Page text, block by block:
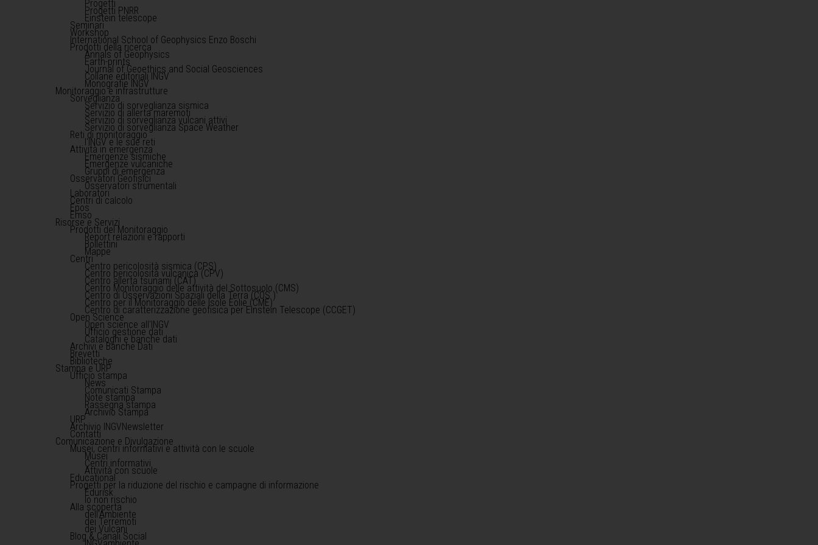
Progetti
Progetti PNRR
Einstein telescope
Seminari
Workshop
International School of Geophysics Enzo Boschi
Prodotti della ricerca
Annals of Geophysics
Earth-prints
Journal of Geoethics and Social Geosciences
Collane editoriali INGV
Monografie INGV
Monitoraggio e infrastrutture
Sorveglianza
Servizio di sorveglianza sismica
Servizio di allerta maremoti
Servizio di sorveglianza vulcani attivi
Servizio di sorveglianza Space Weather
Reti di monitoraggio
l'INGV e le sue reti
Attività in emergenza
Emergenze sismiche
Emergenze vulcaniche
Gruppi di emergenza
Osservatori Geofisici
Osservatori strumentali
Laboratori
Centri di calcolo
Epos
Emso
Risorse e Servizi
Prodotti del Monitoraggio
Report relazioni e rapporti
Bollettini
Mappe
Centri
Centro pericolosità sismica (CPS)
Centro pericolosità vulcanica (CPV)
Centro allerta tsunami (CAT)
Centro Monitoraggio delle attività del Sottosuolo (CMS)
Centro di Osservazioni Spaziali della Terra (COS )
Centro per il Monitoraggio delle Isole Eolie (CME)
Centro di caratterizzazione geofisica per Einstein Telescope (CCGET)
Open Science
Open science all'INGV
Ufficio gestione dati
Cataloghi e banche dati
Archivi e Banche Dati
Brevetti
Biblioteche
Stampa e URP
Ufficio stampa
News
Comunicati Stampa
Note stampa
Rassegna stampa
Archivio Stampa
URP
Archivio INGVNewsletter
Contatti
Comunicazione e Divulgazione
Musei, centri informativi e attività con le scuole
Musei
Centri informativi
Attività con scuole
Educational
Progetti per la riduzione del rischio e campagne di informazione
Edurisk
Io non rischio
Alla scoperta
dell'Ambiente
dei Terremoti
dei Vulcani
Blog & Canali Social